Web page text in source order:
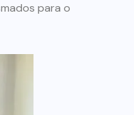
para o